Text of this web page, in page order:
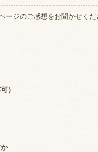
ージのご感想をお聞かせくだ
）